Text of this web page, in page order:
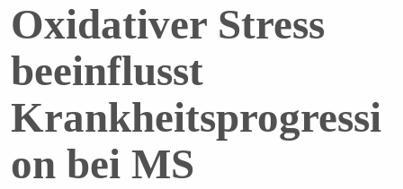
Oxidativer Stress
beeinflusst
Krankheitsprogressi
on bei MS